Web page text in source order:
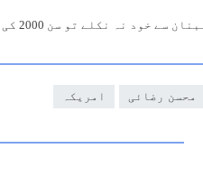
نہ نکلے تو سن 2000 کی تاریخ دوبارہ دہرائی جائے گی، جنرل قاآنی
محسن رضائی امریکہ